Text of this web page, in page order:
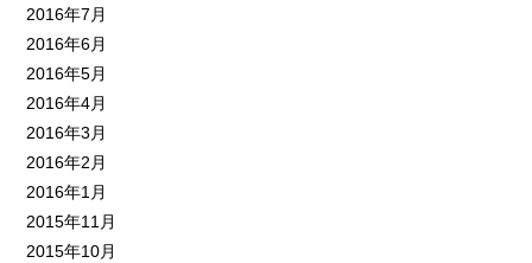
2016年7月
2016年6月
2016年5月
2016年4月
2016年3月
2016年2月
2016年1月
2015年11月
2015年10月